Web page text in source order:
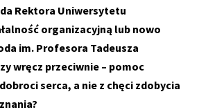
Rektora Uniwersytetu
organizacyjną lub nowo
im. Profesora Tadeusza
wręcz przeciwnie – pomoc
serca, a nie z chęci zdobycia